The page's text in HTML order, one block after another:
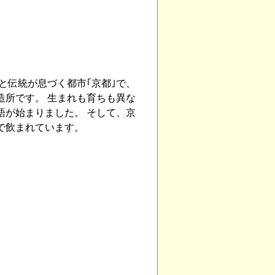
）［夏季限定］
ア ペールエール）
エール）
統が息づく都市｢京都｣で、
所です。 生まれも育ちも異な
が始まりました。 そして、京
まれています。